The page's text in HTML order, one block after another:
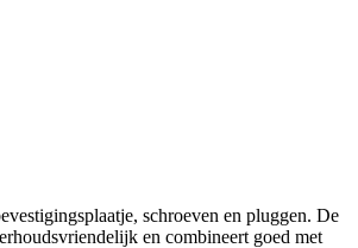
schroeven en pluggen. De
en combineert goed met